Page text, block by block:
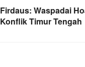
Firdaus: Waspadai
Konflik Timur Tengah